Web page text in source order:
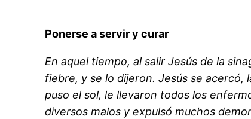
Ponerse a servir y curar
En aquel tiempo, al salir Jesús de la
fiebre, y se lo dijeron. Jesús se acercó,
puso el sol, le llevaron todos los
diversos malos y expulsó muchos